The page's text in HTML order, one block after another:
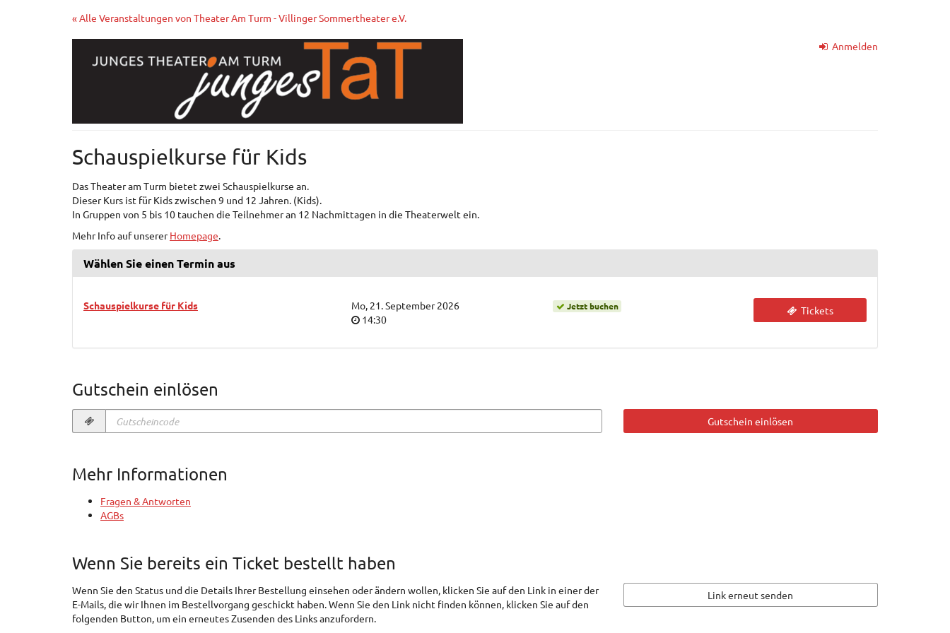
« Alle Veranstaltungen von Theater Am Turm - Villinger Sommertheater e.V.
Anmelden
Schauspielkurse für Kids
Das Theater am Turm bietet zwei Schauspielkurse an.
Dieser Kurs ist für Kids zwischen 9 und 12 Jahren. (Kids).
In Gruppen von 5 bis 10 tauchen die Teilnehmer an 12 Nachmittagen in die Theaterwelt ein.
Mehr Info auf unsererHomepage.
Wählen Sie einen Termin aus
Schauspielkurse für Kids
Mo, 21. September 2026
Uhrzeit
14:30
Jetzt buchen Tickets
Gutschein einlösen
Gutscheincode
erforderlich
Gutschein einlösen
Mehr Informationen
Fragen & Antworten
AGBs
Wenn Sie bereits ein Ticket bestellt haben
Wenn Sie den Status und die Details Ihrer Bestellung einsehen oder ändern wollen, klicken Sie auf den Link in einer der
E-Mails, die wir Ihnen im Bestellvorgang geschickt haben. Wenn Sie den Link nicht finden können, klicken Sie auf den
folgenden Button, um ein erneutes Zusenden des Links anzufordern.
Link erneut senden